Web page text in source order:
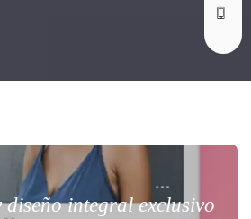
integral exclusivo